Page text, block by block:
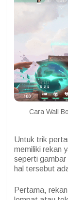
Cara Wall
Untuk trik
memiliki rekan
seperti gambar
hal tersebut
Pertama,